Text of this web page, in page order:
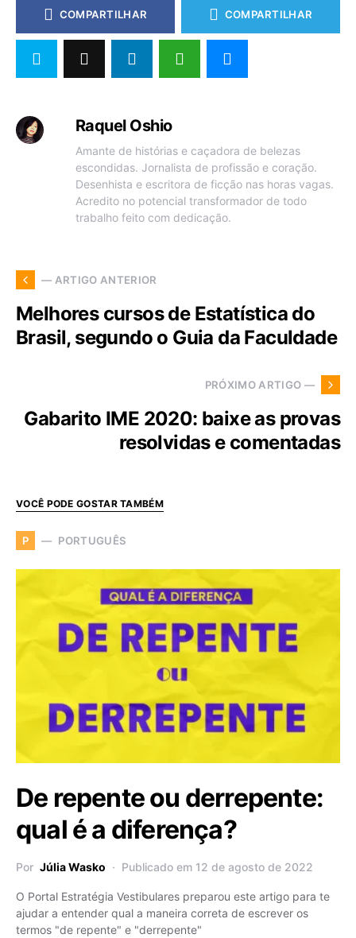
COMPARTILHAR COMPARTILHAR
Raquel Oshio
Amante de histórias e caçadora de belezas
escondidas. Jornalista de profissão e coração.
Desenhista e escritora de ficção nas horas vagas.
Acredito no potencial transformador de todo
trabalho feito com dedicação.
— ARTIGO ANTERIOR
Melhores cursos de Estatística do
Brasil, segundo o Guia da Faculdade
PRÓXIMO ARTIGO —
Gabarito IME 2020: baixe as provas
resolvidas e comentadas
VOCÊ PODE GOSTAR TAMBÉM
P PORTUGUÊS
De repente ou derrepente:
qual é a diferença?
Por Júlia Wasko Publicado em 12 de agosto de 2022
O Portal Estratégia Vestibulares preparou este artigo para te
ajudar a entender qual a maneira correta de escrever os
termos "de repente" e "derrepente"